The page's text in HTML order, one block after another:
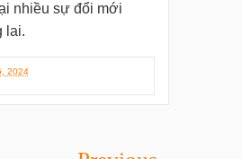
nhiều sự đổi mới
lai.
2024